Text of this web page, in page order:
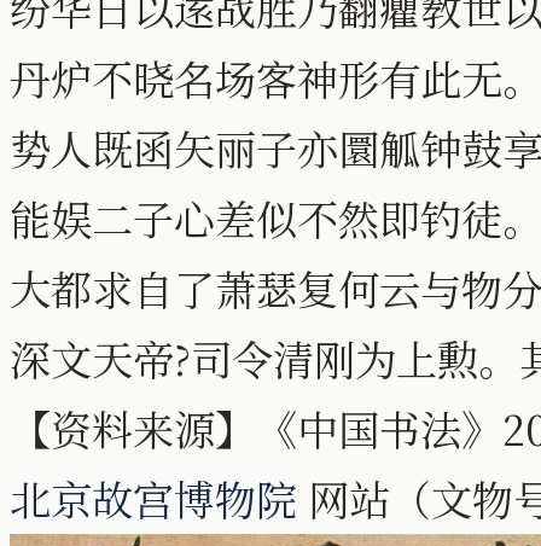
丹炉不晓名场客神形有此无
势人既函矢丽子亦圜觚钟鼓
能娱二子心差似不然即钓徒
大都求自了萧瑟复何云与物
深文天帝?司令清刚为上勲
【资料来源】《中国书法》
北京故宫博物院 网站（文物